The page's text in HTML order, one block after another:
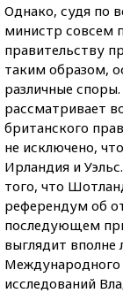
Однако, судя по
министр совсем
правительству
таким образом,
различные
рассматривает
британского
не исключено,
Ирландия и
того, что
референдум об
последующем
выглядит вполне
Международного
исследований